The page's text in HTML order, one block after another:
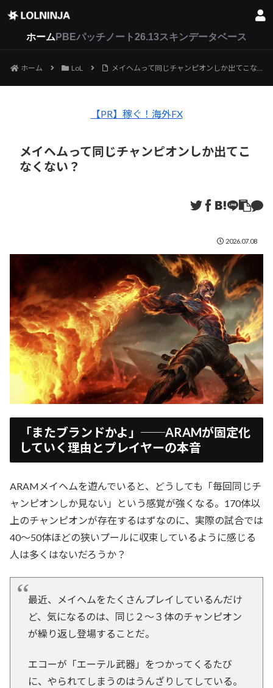
ホーム PBEパッチノート26.13スキンデータベース
ホーム LoL メイヘムって同じチャンピオンしか出てこなくない？
【PR】稼ぐ！海外FX
メイヘムって同じチャンピオンしか出てこ
なくない？
2026.07.08
「またブランドかよ」──ARAMが固定化
していく理由とプレイヤーの本音
ARAMメイヘムを遊んでいると、どうしても「毎回同じチ
ャンピオンしか見ない」という感覚が強くなる。170体以
上のチャンピオンが存在するはずなのに、実際の試合では
40〜50体ほどの狭いプールに収束しているように感じる
人は多くはないだろうか？
最近、メイヘムをたくさんプレイしているんだけ
ど、気になるのは、同じ２～３体のチャンピオン
が繰り返し登場することだ。
エコーが「エーテル武器」をつかってくるたび
に、やられてしまうのはうんざりしてしている。